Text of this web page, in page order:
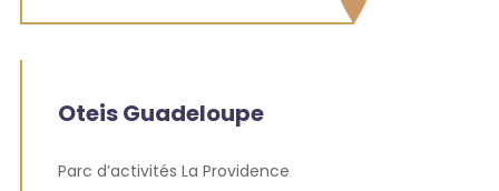
Oteis Guadeloupe
Parc d’activités La Providence